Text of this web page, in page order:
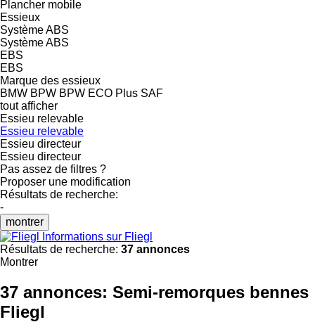
Plancher mobile
Essieux
Système ABS
Système ABS
EBS
EBS
Marque des essieux
BMW BPW BPW ECO Plus SAF
tout afficher
Essieu relevable
Essieu relevable
Essieu directeur
Essieu directeur
Pas assez de filtres ?
Proposer une modification
Résultats de recherche:
-
montrer
Informations sur Fliegl
Résultats de recherche: 37 annonces
Montrer
37 annonces: Semi-remorques bennes
Fliegl